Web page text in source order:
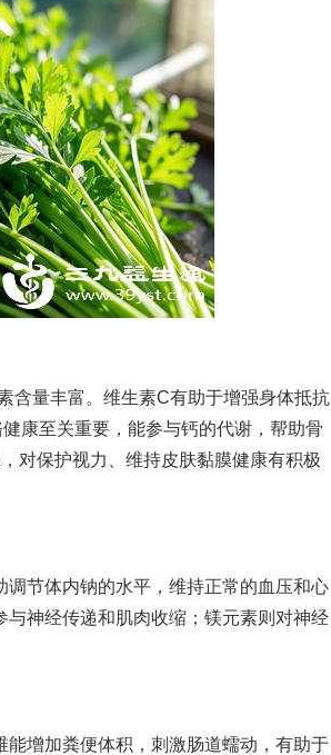
量丰富。维生素C有助于增强身体抵抗
康至关重要，能参与钙的代谢，帮助骨
对保护视力、维持皮肤黏膜健康有积极
节体内钠的水平，维持正常的血压和心
神经传递和肌肉收缩；镁元素则对神经
增加粪便体积，刺激肠道蠕动，有助于